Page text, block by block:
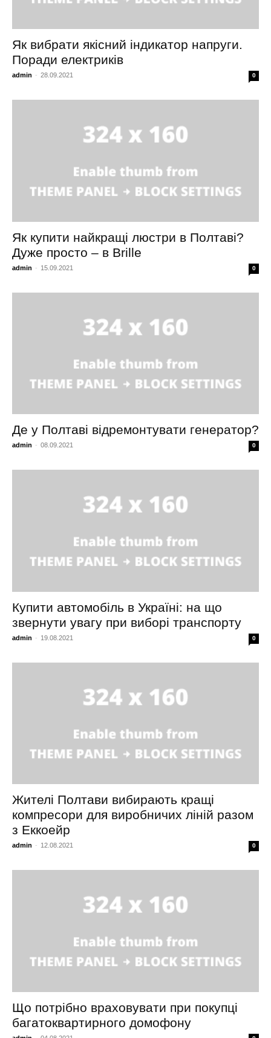
Як вибрати якісний індикатор напруги.
Поради електриків
admin - 28.09.2021 0
Як купити найкращі люстри в Полтаві?
Дуже просто – в Brille
admin - 15.09.2021 0
Де у Полтаві відремонтувати генератор?
admin - 08.09.2021 0
Купити автомобіль в Україні: на що
звернути увагу при виборі транспорту
admin - 19.08.2021 0
Жителі Полтави вибирають кращі
компресори для виробничих ліній разом
з Еккоейр
admin - 12.08.2021 0
Що потрібно враховувати при покупці
багатоквартирного домофону